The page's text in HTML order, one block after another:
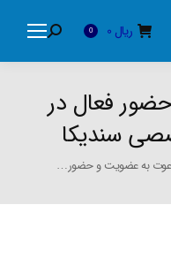
ریال 0
Search:
فعال در
سندیکا
به عضویت و حضور…